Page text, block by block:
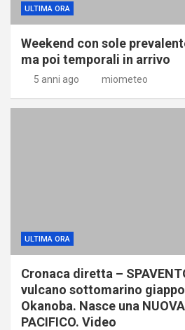
ULTIMA ORA
Weekend con sole
ma poi temporali in arrivo
5 anni ago miometeo
ULTIMA ORA
Cronaca diretta –
vulcano sottomarino
Okanoba. Nasce una
PACIFICO. Video